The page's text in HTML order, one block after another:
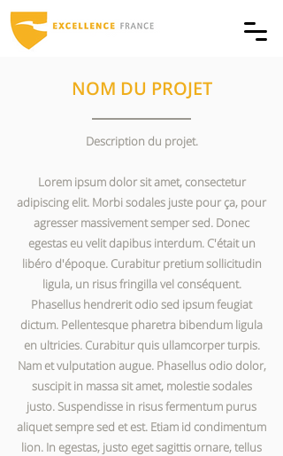
NOM DU PROJET
Description du projet.
Lorem ipsum dolor sit amet, consectetur
adipiscing elit. Morbi sodales juste pour ça, pour
agresser massivement semper sed. Donec
egestas eu velit dapibus interdum. C'était un
libéro d'époque. Curabitur pretium sollicitudin
ligula, un risus fringilla vel conséquent.
Phasellus hendrerit odio sed ipsum feugiat
dictum. Pellentesque pharetra bibendum ligula
en ultricies. Curabitur quis ullamcorper turpis.
Nam et vulputation augue. Phasellus odio dolor,
suscipit in massa sit amet, molestie sodales
justo. Suspendisse in risus fermentum purus
aliquet sempre sed et est. Etiam id condimentum
lion. In egestas, justo eget sagittis ornare, tellus